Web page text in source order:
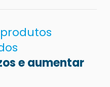
e aumentar